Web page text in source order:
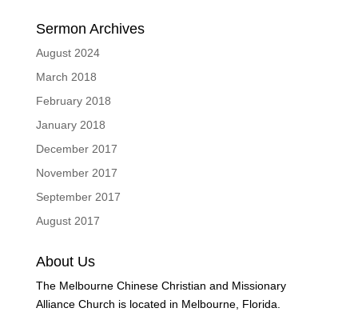
Sermon Archives
August 2024
March 2018
February 2018
January 2018
December 2017
November 2017
September 2017
August 2017
About Us
The Melbourne Chinese Christian and Missionary
Alliance Church is located in Melbourne, Florida.